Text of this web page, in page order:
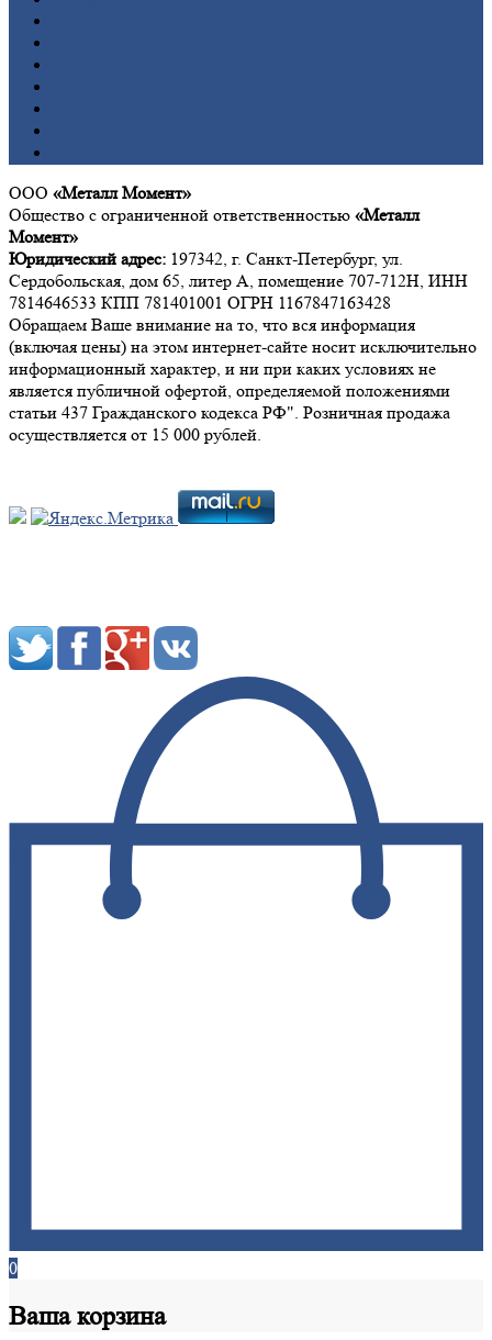
ООО «Металл Момент»
Общество с ограниченной ответственностью «Металл
Момент»
Юридический адрес: 197342, г. Санкт-Петербург, ул.
Сердобольская, дом 65, литер А, помещение 707-712Н, ИНН
7814646533 КПП 781401001 ОГРН 1167847163428
Обращаем Ваше внимание на то, что вся информация
(включая цены) на этом интернет-сайте носит исключительно
информационный характер, и ни при каких условиях не
является публичной офертой, определяемой положениями
статьи 437 Гражданского кодекса РФ". Розничная продажа
осуществляется от 15 000 рублей.
0
Вашакорзина